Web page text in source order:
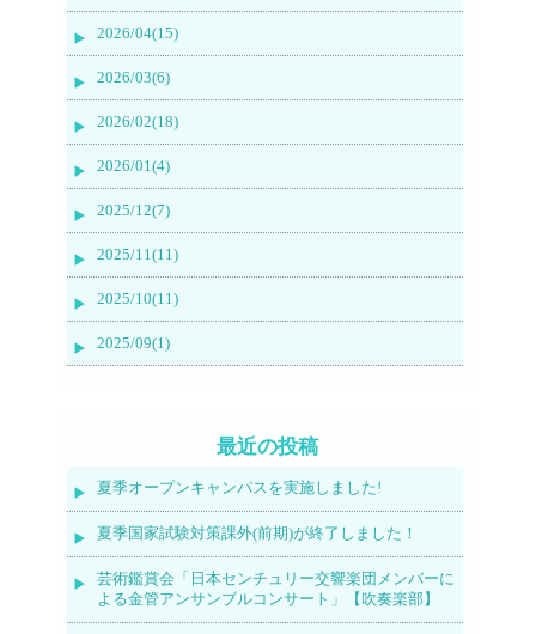
2026/04(15)
2026/03(6)
2026/02(18)
2026/01(4)
2025/12(7)
2025/11(11)
2025/10(11)
2025/09(1)
最近の投稿
夏季オープンキャンパスを実施しました!
夏季国家試験対策課外(前期)が終了しました！
芸術鑑賞会「日本センチュリー交響楽団メンバーに
よる金管アンサンブルコンサート」【吹奏楽部】